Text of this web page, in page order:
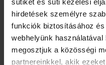
hirdetések személyre
funkciók biztosításához
webhelyünk
megosztjuk a közösségi
partnereinkkel, akik
Részletek: aFizetési